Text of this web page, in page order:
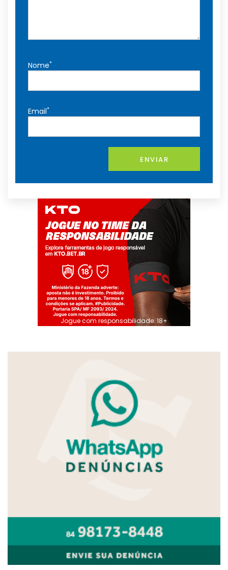
Nome*
Email*
ENVIAR
Jogue com responsabilidade. 18+